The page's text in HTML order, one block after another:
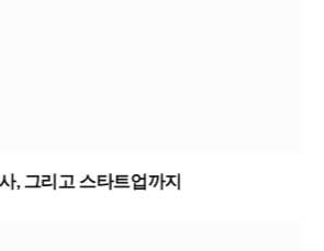
, 그리고 스타트업까지